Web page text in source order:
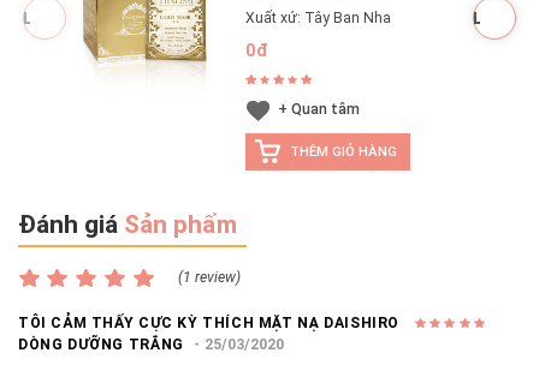
Xuất xứ: Tây Ban Nha
0đ
+ Quan tâm
THÊM GIỎ HÀNG
Đánh giá Sản phẩm
(1 review)
TÔI CẢM THẤY CỰC KỲ THÍCH MẶT NẠ DAISHIRO
DÒNG DƯỠNG TRẮNG
25/03/2020